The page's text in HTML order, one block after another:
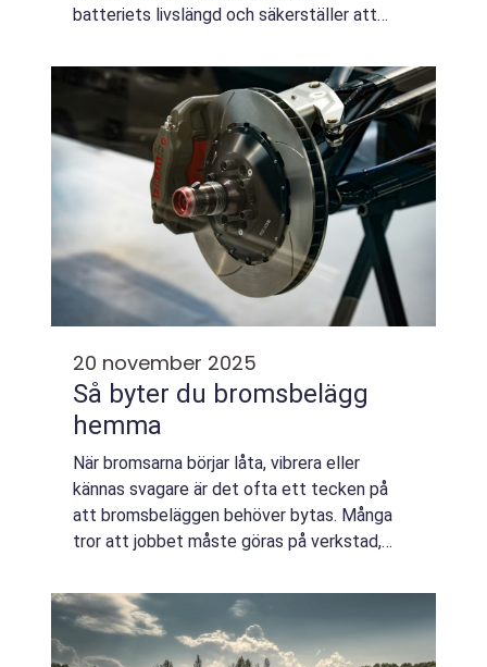
batteriets livslängd och säkerställer att
20 november 2025
Så byter du bromsbelägg
hemma
När bromsarna börjar låta, vibrera eller
kännas svagare är det ofta ett tecken på
att bromsbeläggen behöver bytas. Många
tror att jobbet måste göras på verkstad,